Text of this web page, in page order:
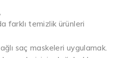
farklı temizlik ürünleri
saç maskeleri uygulamak.